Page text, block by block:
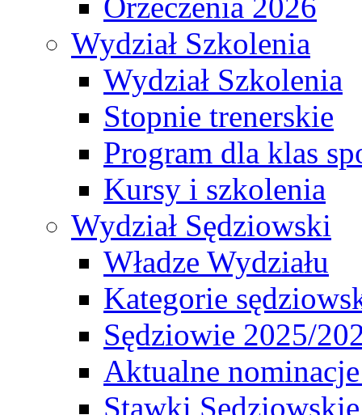
Wydział Szkolenia
Wydział Szkolenia
Stopnie trenerskie
Program dla klas
Kursy i szkolenia
Wydział Sędziowski
Władze Wydziału
Kategorie
Sędziowie 2025/
Aktualne
Stawki Sędziowskie